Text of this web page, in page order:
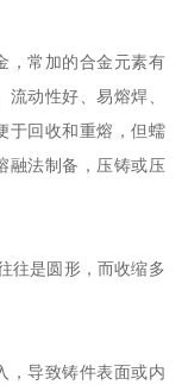
，常加的合金元素有
动性好、易熔焊、
于回收和重熔，但蠕
融法制备，压铸或压
往是圆形，而收缩多
，导致铸件表面或内